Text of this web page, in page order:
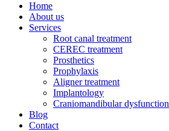
Home
About us
Services
Root canal treatment
CEREC treatment
Prosthetics
Prophylaxis
Aligner treatment
Implantology
Craniomandibular dysfunction
Blog
Contact